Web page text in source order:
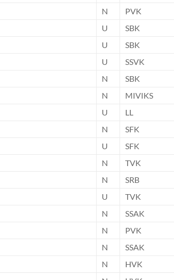
N
PVK
U
SBK
U
SBK
U
SSVK
N
SBK
N
MIVIKS
U
LL
N
SFK
U
SFK
N
TVK
N
SRB
U
TVK
N
SSAK
N
PVK
N
SSAK
N
HVK